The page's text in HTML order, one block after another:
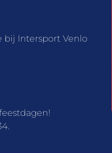
bij Intersport Venlo